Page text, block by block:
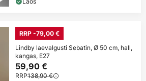
RRP -79,00 €
Lindby laevalgusti Sebatin, Ø 50 cm, hall,
kangas, E27
59,90 €
RRP138,90 €